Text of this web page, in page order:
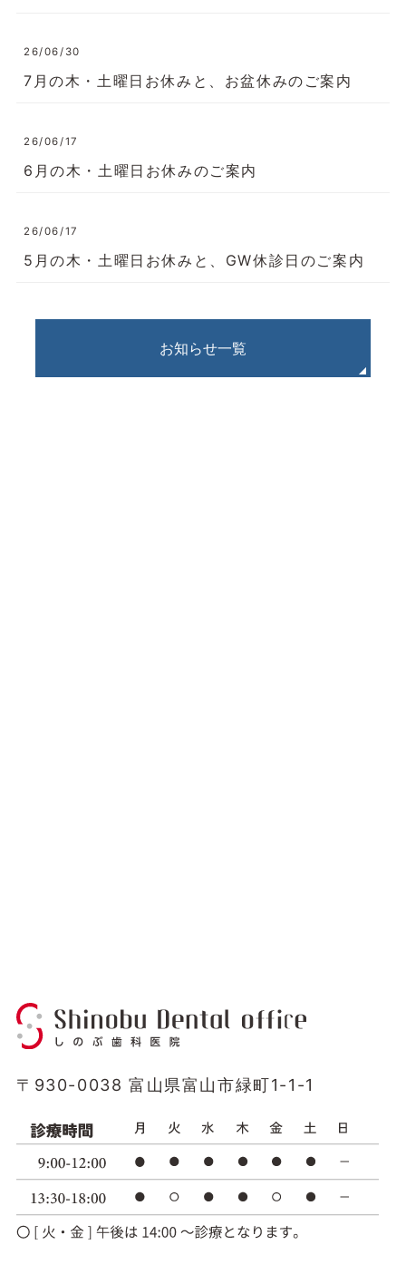
26/06/30
7月の木・土曜日お休みと、お盆休みのご案内
26/06/17
6月の木・土曜日お休みのご案内
26/06/17
5月の木・土曜日お休みと、GW休診日のご案内
お知らせ一覧
〒930-0038 富山県富山市緑町1-1-1